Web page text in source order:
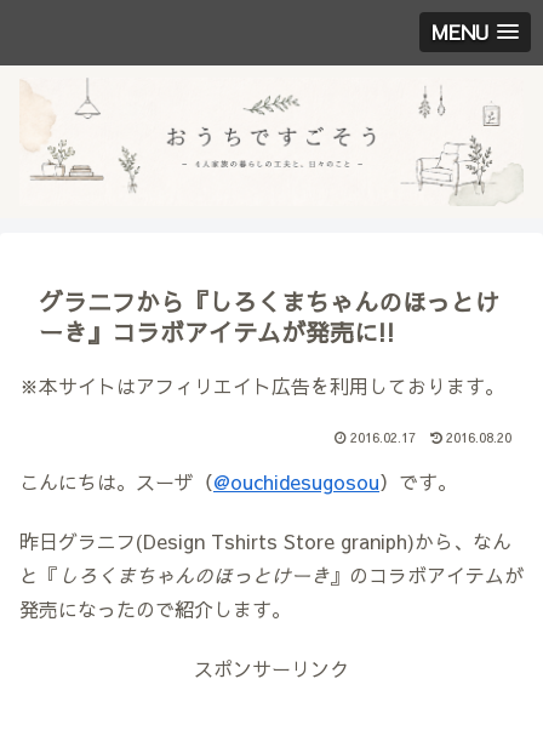
MENU
グラニフから『しろくまちゃんのほっとけ
ーき』コラボアイテムが発売に!!
※本サイトはアフィリエイト広告を利用しております。
2016.02.17 2016.08.20
こんにちは。スーザ（@ouchidesugosou）です。
昨日グラニフ(Design Tshirts Store graniph)から、なん
と『 しろくまちゃんのほっとけーき 』のコラボアイテムが
発売になったので紹介します。
スポンサーリンク